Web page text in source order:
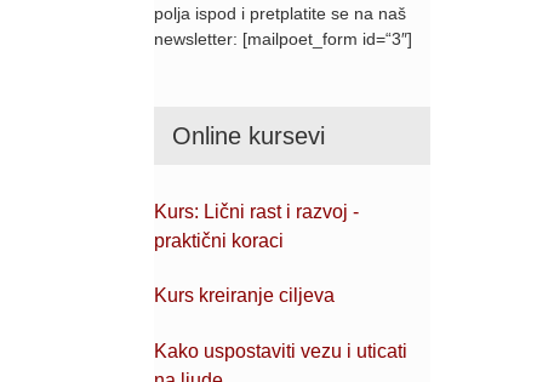
polja ispod i pretplatite se na naš
newsletter: [mailpoet_form id=“3″]
Online kursevi
Kurs: Lični rast i razvoj -
praktični koraci
Kurs kreiranje ciljeva
Kako uspostaviti vezu i uticati